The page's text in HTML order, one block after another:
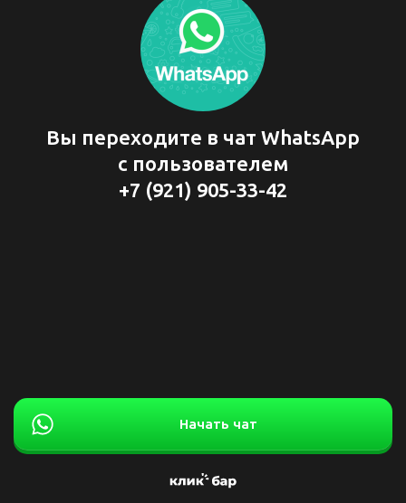
Вы переходите в чат WhatsApp
с пользователем
+7 (921) 905-33-42
Начать чат